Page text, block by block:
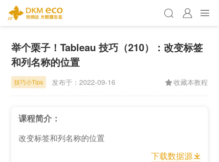
举个栗子！Tableau 技巧（210）：改变标签
和列名称的位置
技巧小Tips 发布于： 2022-09-16 收藏本教程
课程简介：
改变标签和列名称的位置
下载数据源